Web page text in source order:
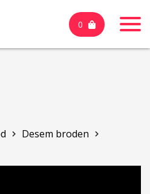
0
Desem broden